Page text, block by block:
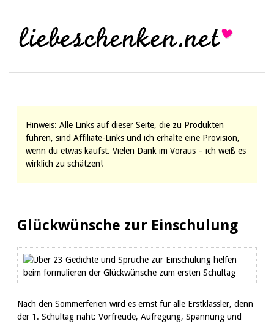
Hinweis: Alle Links auf dieser Seite, die zu Produkten
führen, sind Affiliate-Links und ich erhalte eine Provision,
wenn du etwas kaufst. Vielen Dank im Voraus – ich weiß es
wirklich zu schätzen!
Glückwünsche zur Einschulung
Nach den Sommerferien wird es ernst für alle Erstklässler, denn
der 1. Schultag naht: Vorfreude, Aufregung, Spannung und